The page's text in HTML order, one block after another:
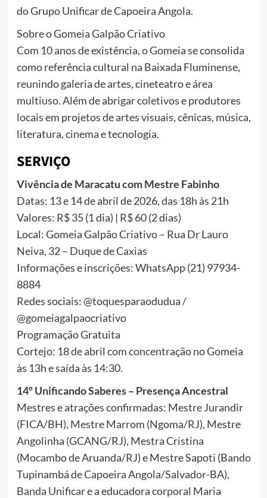
do Grupo Unificar de Capoeira Angola.
Sobre o Gomeia Galpão Criativo
Com 10 anos de existência, o Gomeia se consolida
como referência cultural na Baixada Fluminense,
reunindo galeria de artes, cineteatro e área
multiuso. Além de abrigar coletivos e produtores
locais em projetos de artes visuais, cênicas, música,
literatura, cinema e tecnologia.
SERVIÇO
Vivência de Maracatu com Mestre Fabinho
Datas: 13 e 14 de abril de 2026, das 18h às 21h
Valores: R$ 35 (1 dia) | R$ 60 (2 dias)
Local: Gomeia Galpão Criativo – Rua Dr Lauro
Neiva, 32 – Duque de Caxias
Informações e inscrições: WhatsApp (21) 97934-
8884
Redes sociais: @toquesparaodudua /
@gomeiagalpaocriativo
Programação Gratuita
Cortejo: 18 de abril com concentração no Gomeia
às 13h e saída às 14:30.
14º Unificando Saberes – Presença Ancestral
Mestres e atrações confirmadas: Mestre Jurandir
(FICA/BH), Mestre Marrom (Ngoma/RJ), Mestre
Angolinha (GCANG/RJ), Mestra Cristina
(Mocambo de Aruanda/RJ) e Mestre Sapoti (Bando
Tupinambá de Capoeira Angola/Salvador-BA),
Banda Unificar e a educadora corporal Maria